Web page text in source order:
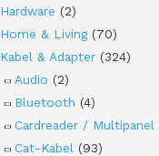
Hardware (2)
Home & Living (70)
Kabel & Adapter (324)
Audio (2)
Bluetooth (4)
Cardreader / Multipanel
Cat-Kabel (93)